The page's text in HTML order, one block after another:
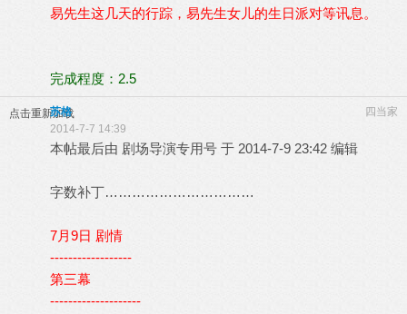
易先生这几天的行踪，易先生女儿的生日派对等讯息。
完成程度：2.5
点击重新加载 四当家
苏格
2014-7-7 14:39
本帖最后由 剧场导演专用号 于 2014-7-9 23:42 编辑
字数补丁……………………………
7月9日 剧情
------------------
第三幕
--------------------